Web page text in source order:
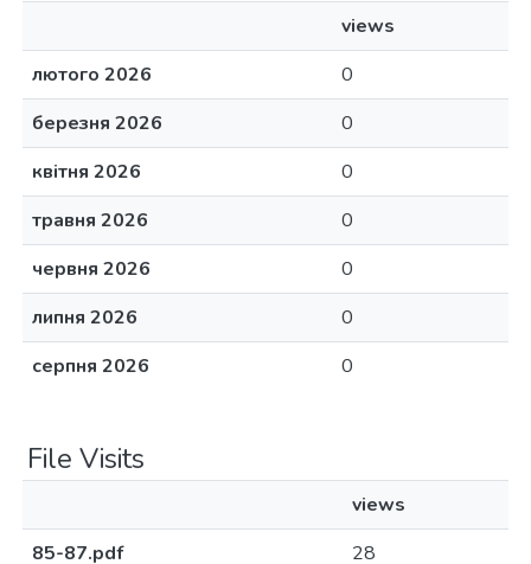
views
лютого 2026
0
березня 2026
0
квітня 2026
0
травня 2026
0
червня 2026
0
липня 2026
0
серпня 2026
0
File Visits
views
85-87.pdf
28